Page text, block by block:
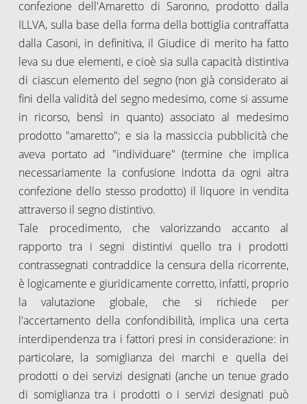
confezione dell'Amaretto di Saronno, prodotto dalla
ILLVA, sulla base della forma della bottiglia contraffatta
dalla Casoni, in definitiva, il Giudice di merito ha fatto
leva su due elementi, e cioè sia sulla capacità distintiva
di ciascun elemento del segno (non già considerato ai
fini della validità del segno medesimo, come si assume
in ricorso, bensì in quanto) associato al medesimo
prodotto "amaretto"; e sia la massiccia pubblicità che
aveva portato ad "individuare" (termine che implica
necessariamente la confusione indotta da ogni altra
confezione dello stesso prodotto) il liquore in vendita
attraverso il segno distintivo.
Tale procedimento, che valorizzando accanto al
rapporto tra i segni distintivi quello tra i prodotti
contrassegnati contraddice la censura della ricorrente,
è logicamente e giuridicamente corretto, infatti, proprio
la valutazione globale, che si richiede per
l'accertamento della confondibilità, implica una certa
interdipendenza tra i fattori presi in considerazione: in
particolare, la somiglianza dei marchi e quella dei
prodotti o dei servizi designati (anche un tenue grado
di somiglianza tra i prodotti o i servizi designati può